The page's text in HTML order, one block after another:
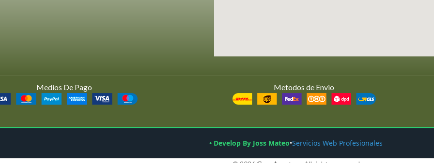
Medios De Pago Metodos de Envio
• Develop By Joss Mateo•Servicios Web Profesionales